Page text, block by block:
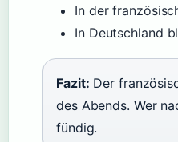
In der
In Deutschland
Fazit: Der
des Abends. Wer
fündig.